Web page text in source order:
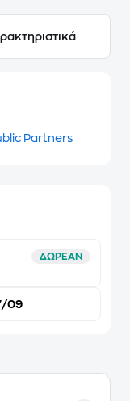
Partners
ΔΩΡΕΑΝ
09